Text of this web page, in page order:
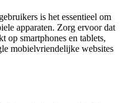
is het essentieel om
apparaten. Zorg ervoor dat
op smartphones en tablets,
mobielvriendelijke websites